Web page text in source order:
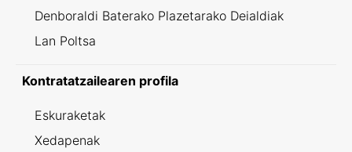
Denboraldi Baterako Plazetarako Deialdiak
Lan Poltsa
Kontratatzailearen profila
Eskuraketak
Xedapenak